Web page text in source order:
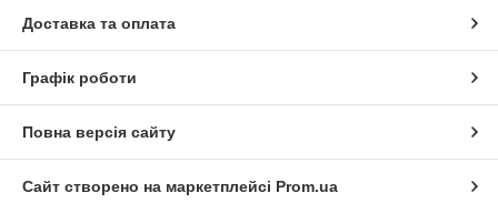
Доставка та оплата
Графік роботи
Повна версія сайту
Сайт створено на маркетплейсі Prom.ua